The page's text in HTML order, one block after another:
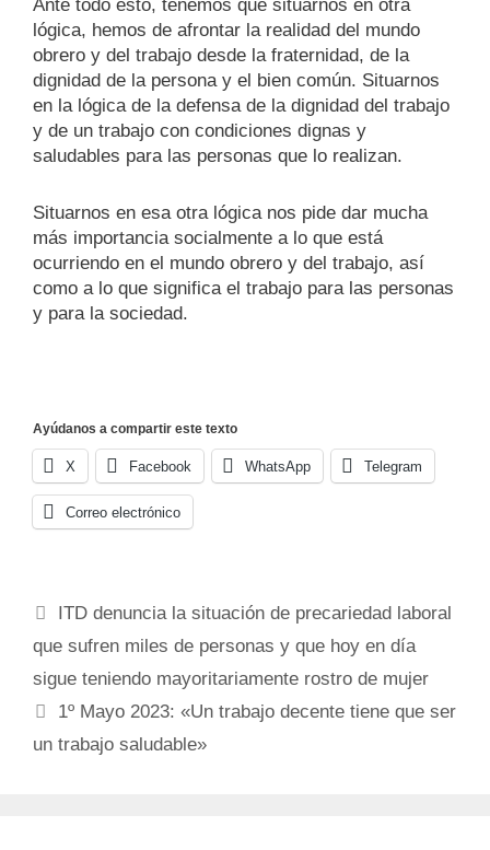
Ante todo esto, tenemos que situarnos en otra
lógica, hemos de afrontar la realidad del mundo
obrero y del trabajo desde la fraternidad, de la
dignidad de la persona y el bien común. Situarnos
en la lógica de la defensa de la dignidad del trabajo
y de un trabajo con condiciones dignas y
saludables para las personas que lo realizan.
Situarnos en esa otra lógica nos pide dar mucha
más importancia socialmente a lo que está
ocurriendo en el mundo obrero y del trabajo, así
como a lo que significa el trabajo para las personas
y para la sociedad.
Ayúdanos a compartir este texto
X Facebook WhatsApp Telegram
Correo electrónico
ITD denuncia la situación de precariedad laboral
que sufren miles de personas y que hoy en día
sigue teniendo mayoritariamente rostro de mujer
1º Mayo 2023: «Un trabajo decente tiene que ser
un trabajo saludable»